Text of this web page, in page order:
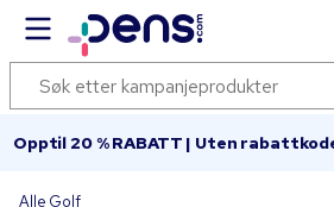
Opptil 20 % RABATT | Uten
Alle Golf